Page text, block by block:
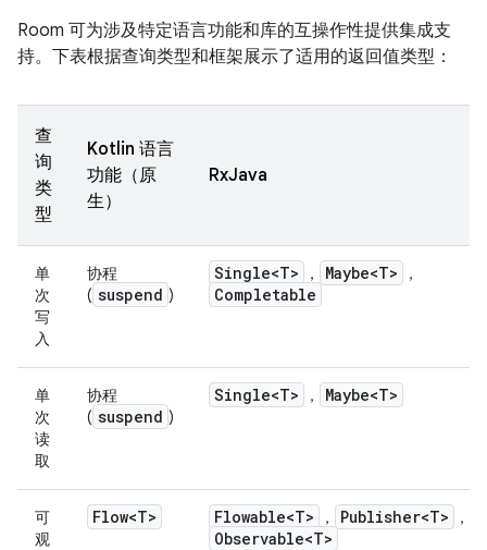
Room 可为涉及特定语言功能和库的互操作性提供集成支
持。下表根据查询类型和框架展示了适用的返回值类型：
查
询
类
型
Kotlin 语言
功能（原
生）
RxJava
单
次
写
入
协程
( suspend )
Single<T> ， Maybe<T> ，
Completable
单
次
读
取
协程
( suspend )
Single<T> ， Maybe<T>
可
观
Flow<T> Flowable<T> ， Publisher<T> ，
Observable<T>